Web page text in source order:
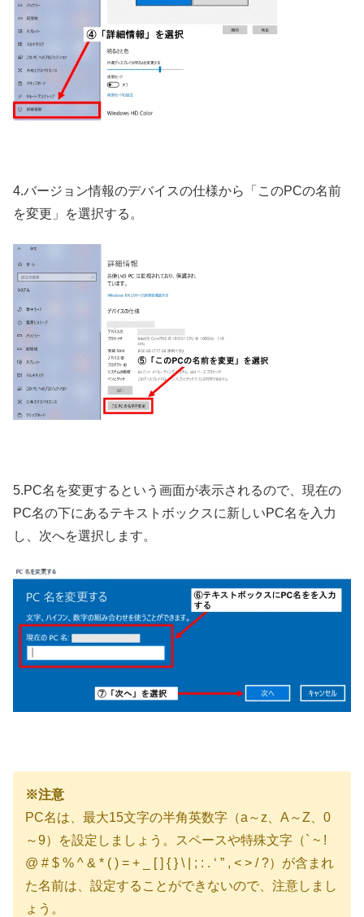
4.バージョン情報のデバイスの仕様から「このPCの名前
を変更」を選択する。
5.PC名を変更するという画面が表示されるので、現在の
PC名の下にあるテキストボックスに新しいPC名を入力
し、次へを選択します。
※注意
PC名は、最大15文字の半角英数字（a～z、A～Z、0
～9）を設定しましょう。スペースや特殊文字（` ~ !
@ # $ % ^ & * ( ) = + _ [ ] { } \ | ; : . ‘ ” , < > / ?）が含まれ
た名前は、設定することができないので、注意しまし
ょう。